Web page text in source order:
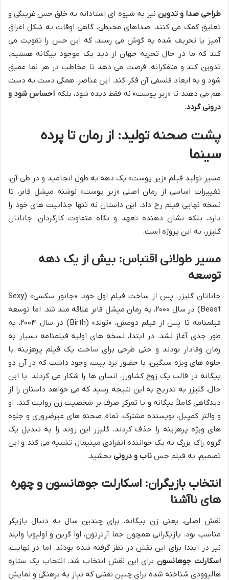
طراحی صدا و تدوین نیز به شیوه ای استادانه به خلق حس غریبگی و
تعلیق کمک می کنند. صداهای محیطی، گاهی اوقات به شکل اغراق
آمیز یا تحریف شده به گوش می رسند، که این حس را تقویت می
کند که ما در حال تجربه جهان از دید یک موجود بیگانه هستیم.
تدوین کند و متفکرانه، فرصت می دهد تا مخاطب در هر نما عمیق
شود و به ابعاد فلسفی آن فکر کند. این عناصر، همگی دست به دست
هم می دهند تا «زیر پوست» نه فقط دیده شود، بلکه احساس شود و
درونی گردد.
پشت صحنه تولید: از رمان تا پرده
سینما
مسیر تولید فیلم «زیر پوست» یک دهه به طول انجامید و در طی آن،
تغییرات اساسی از رمان اصلی «زیر پوست» نوشته میشل فابر، تا
نسخه نهایی فیلم رخ داد. این داستان نه تنها جذابیت های خود را
دارد، بلکه نشان دهنده تعهد و نگاه متفاوت کارگردان، جاناتان
گلیزر، به این پروژه است.
مسیر طولانی اقتباس: بیش از یک دهه
توسعه
جاناتان گلیزر، پس از ساخت فیلم اول خود، «جانور سکسی» (Sexy
Beast) در سال ۲۰۰۰، به رمان میشل فابر علاقه مند شد. اما توسعه
فیلمنامه تا پس از فیلم دومش، «تولد» (Birth) در سال ۲۰۰۴، به
طور جدی آغاز نشد. در ابتدا، نسخه های اولیه فیلمنامه بسیار به
رمان وفادار بودند و حتی طرحی برای ساخت یک فیلم پرهزینه با
جلوه های ویژه سنگین، با حضور برد پیت، وجود داشت که در آن دو
بیگانه در قالب یک زوج کشاورز، انسان ها را شکار می کردند. با این
حال، گلیزر به تدریج به این نتیجه رسید که می خواهد داستان را از
دیدگاهی کاملاً بیگانه و با تمرکز صرف بر شخصیت زن روایت کند. او
و والتر کمپبل، نویسنده مشترک، تمام صحنه های غیرضروری و جلوه
های ویژه پرهزینه را حذف کردند. گلیزر این روند را به تبدیل یک
گروه راک بزرگ به یک خواننده انفرادی مینیمال تشبیه می کند و این
تصمیم، به فیلم حس ناب و درونی بخشید.
انتخاب بازیگران: اسکارلت جوهانسون و چهره
های ناآشنا
نقش اصلی، یعنی زن بیگانه، برای چندین سال به دنبال بازیگر
مناسب بود. بازیگرانی همچون جما آرترتون، اوا گرین و اولیویا وایلد
نیز در ابتدا برای این نقش در نظر گرفته شده بودند. اما در نهایت،
اسکارلت جوهانسونبرای این نقش انتخاب شد. انتخاب یک ستاره
هالیوودی شناخته شده برای چنین نقشی که نیاز به برهنگی و نمایش